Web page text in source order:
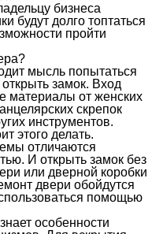
бизнеса
будут долго топтаться
пройти
мысль попытаться
замок. Вход
материалы от женских
скрепок
инструментов.
этого делать.
отличаются
И открыть замок без
или дверной коробки
двери обойдутся
помощью
особенности